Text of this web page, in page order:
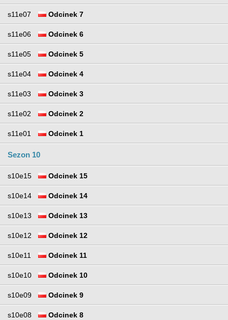
s11e07 Odcinek 7
s11e06 Odcinek 6
s11e05 Odcinek 5
s11e04 Odcinek 4
s11e03 Odcinek 3
s11e02 Odcinek 2
s11e01 Odcinek 1
Sezon 10
s10e15 Odcinek 15
s10e14 Odcinek 14
s10e13 Odcinek 13
s10e12 Odcinek 12
s10e11 Odcinek 11
s10e10 Odcinek 10
s10e09 Odcinek 9
s10e08 Odcinek 8